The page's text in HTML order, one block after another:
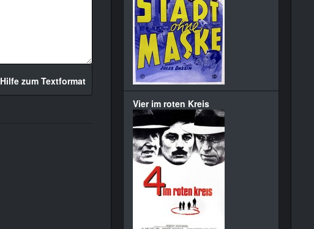
Hilfe zum Textformat
Vier im roten Kreis